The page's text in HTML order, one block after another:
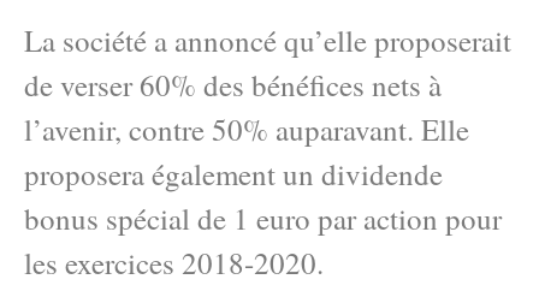
La société a annoncé qu’elle proposerait
de verser 60% des bénéfices nets à
l’avenir, contre 50% auparavant. Elle
proposera également un dividende
bonus spécial de 1 euro par action pour
les exercices 2018-2020.